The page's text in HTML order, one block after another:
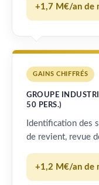
+1,7 M€/an de
GAINS CHIFFRÉS
GROUPE
50 PERS.)
Identification des
de revient, revue
+1,2 M€/an de